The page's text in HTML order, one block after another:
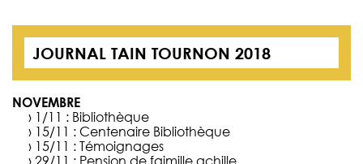
JOURNAL TAIN TOURNON 2018
NOVEMBRE
› 1/11 : Bibliothèque
› 15/11 : Centenaire Bibliothèque
› 15/11 : Témoignages